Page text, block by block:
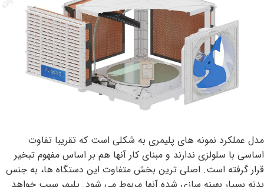
مدل عملکرد نمونه های پلیمری به شکلی است که تقریبا تفاوت
اساسی با سلولزی ندارند و مبنای کار آنها هم بر اساس مفهوم تبخیر
قرار گرفته است. اصلی ترین بخش متفاوت این دستگاه ها، به جنس